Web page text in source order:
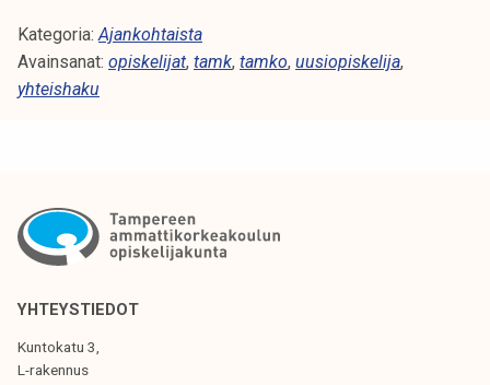
a
k
o
o
p
s
e
T
E
I
H
A
U
d
e
l
i
s
e
i
Kategoria:Ajankohtaista
Avainsanat: opiskelijat, tamk, tamko, uusiopiskelija,
yhteishaku
YHTEYSTIEDOT
Kuntokatu 3,
L-rakennus